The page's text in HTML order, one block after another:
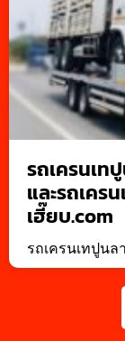
รถเครนเท
และรถเค
เฮี๊ยบ.com
รถเครนเทปูนล